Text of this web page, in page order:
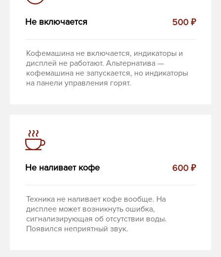
Не включается 500 ₽
Кофемашина не включается, индикаторы и
дисплей не работают. Альтернатива —
кофемашина не запускается, но индикаторы
на панели управления горят.
Не наливает кофе 600 ₽
Техника не наливает кофе вообще. На
дисплее может возникнуть ошибка,
сигнализирующая об отсутствии воды.
Появился неприятный звук.